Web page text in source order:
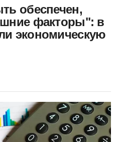
обеспечен,
факторы": в
экономическую